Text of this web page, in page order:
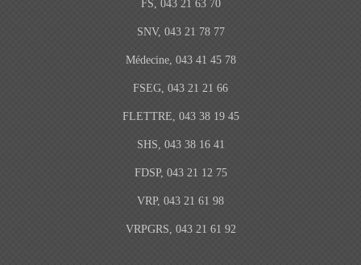
FS, 043 21 63 70
SNV, 043 21 78 77
Médecine, 043 41 45 78
FSEG, 043 21 21 66
FLETTRE, 043 38 19 45
SHS, 043 38 16 41
FDSP, 043 21 12 75
VRP, 043 21 61 98
VRPGRS, 043 21 61 92